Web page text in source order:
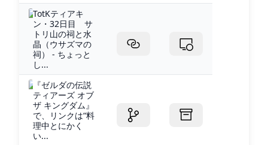
TotKティアキ
ン・32日目 サ
トリ山の祠と水
晶（ウサズマの
祠） - ちょっと
し...
『ゼルダの伝説
ティアーズ オブ
ザ キングダム』
で、リンクは“料
理中とにかく
い...